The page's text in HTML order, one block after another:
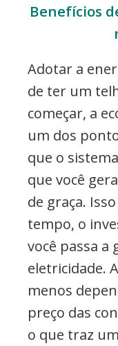
Benefícios
Adotar a
de ter um
começar, a
um dos
que o
que você
de graça.
tempo, o
você passa
eletricidade.
menos
preço das
o que traz